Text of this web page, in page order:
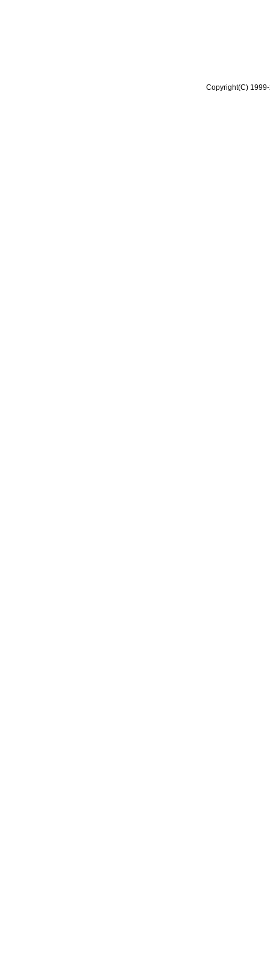
Copyright(C)